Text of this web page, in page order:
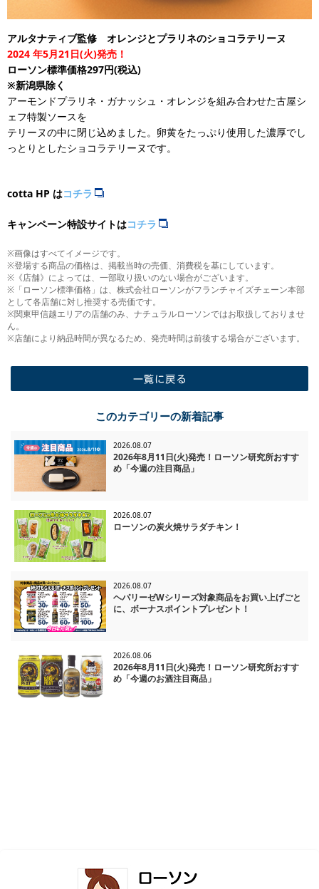
アルタナティブ監修 オレンジとプラリネのショコラテリーヌ
2024 年5月21日(火)発売！
ローソン標準価格297円(税込)
※新潟県除く
アーモンドプラリネ・ガナッシュ・オレンジを組み合わせた古屋シ
ェフ特製ソースを
テリーヌの中に閉じ込めました。卵黄をたっぷり使用した濃厚でし
っとりとしたショコラテリーヌです。
cotta HP はコチラ
キャンペーン特設サイトはコチラ
※画像はすべてイメージです。
※登場する商品の価格は、掲載当時の売価、消費税を基にしています。
※《店舗》によっては、一部取り扱いのない場合がございます。
※「ローソン標準価格」は、株式会社ローソンがフランチャイズチェーン本部
として各店舗に対し推奨する売価です。
※関東甲信越エリアの店舗のみ、ナチュラルローソンではお取扱しておりませ
ん。
※店舗により納品時間が異なるため、発売時間は前後する場合がございます。
このカテゴリーの新着記事
2026.08.07
2026年8月11日(火)発売！ローソン研究所おすす
め「今週の注目商品」
2026.08.07
ローソンの炭火焼サラダチキン！
2026.08.07
ヘパリーゼWシリーズ対象商品をお買い上げごと
に、ボーナスポイントプレゼント！
2026.08.06
2026年8月11日(火)発売！ローソン研究所おすす
め「今週のお酒注目商品」